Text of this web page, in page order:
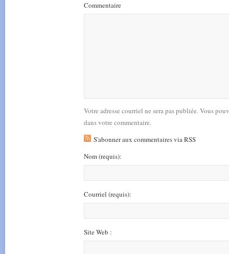
Commentaire
Votre adresse courriel ne sera pas publiée. Vous
dans votre commentaire.
S'abonner aux commentaires via RSS
Nom(requis):
Courriel (requis):
Site Web :